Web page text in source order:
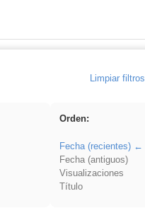
Limpiar filtros
Orden:
Fecha (recientes)
Fecha (antiguos)
Visualizaciones
Título